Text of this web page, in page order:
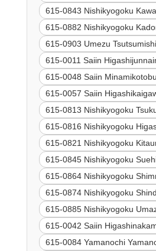
615-0843 Nishikyogoku
615-0882 Nishikyogoku
615-0903 Umezu
615-0011 Saiin
615-0048 Saiin
615-0057 Saiin
615-0813 Nishikyogoku
615-0816 Nishikyogoku
615-0821 Nishikyogoku
615-0845 Nishikyogoku
615-0864 Nishikyogoku
615-0874 Nishikyogoku
615-0885 Nishikyogoku
615-0042 Saiin
615-0084 Yamanochi